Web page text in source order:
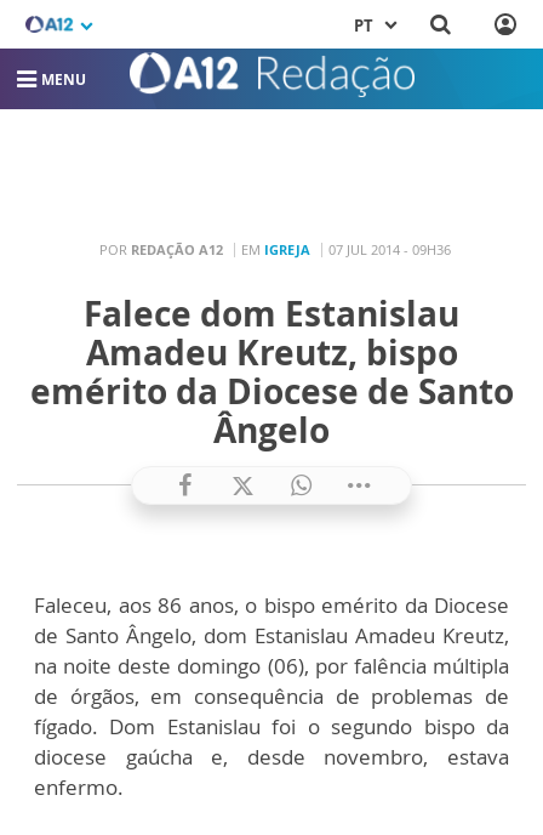
PT
MENU
POR REDAÇÃO A12 EM IGREJA 07 JUL 2014 - 09H36
Falece dom Estanislau
Amadeu Kreutz, bispo
emérito da Diocese de Santo
Ângelo
Faleceu, aos 86 anos, o bispo emérito da Diocese
de Santo Ângelo, dom Estanislau Amadeu Kreutz,
na noite deste domingo (06), por falência múltipla
de órgãos, em consequência de problemas de
fígado. Dom Estanislau foi o segundo bispo da
diocese gaúcha e, desde novembro, estava
enfermo.